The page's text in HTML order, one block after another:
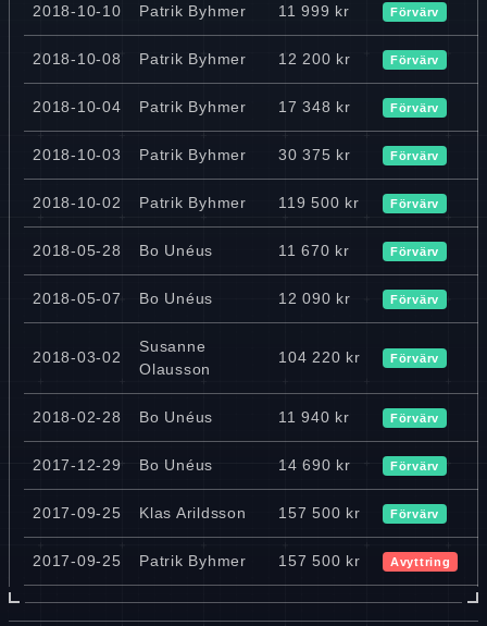
2018-10-10 Patrik Byhmer 11 999 kr Förvärv
2018-10-08 Patrik Byhmer 12 200 kr Förvärv
2018-10-04 Patrik Byhmer 17 348 kr Förvärv
2018-10-03 Patrik Byhmer 30 375 kr Förvärv
2018-10-02 Patrik Byhmer 119 500 kr Förvärv
2018-05-28 Bo Unéus 11 670 kr Förvärv
2018-05-07 Bo Unéus 12 090 kr Förvärv
2018-03-02
Susanne
Olausson
104 220 kr Förvärv
2018-02-28 Bo Unéus 11 940 kr Förvärv
2017-12-29 Bo Unéus 14 690 kr Förvärv
2017-09-25 Klas Arildsson 157 500 kr Förvärv
2017-09-25 Patrik Byhmer 157 500 kr Avyttring